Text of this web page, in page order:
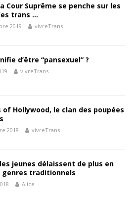
Cour Suprême se penche sur les
trans …
2019 vivreTrans
d’être “pansexuel” ?
vivreTrans
of Hollywood, le clan des poupées
2018 vivreTrans
jeunes délaissent de plus en
genres traditionnels
Alice